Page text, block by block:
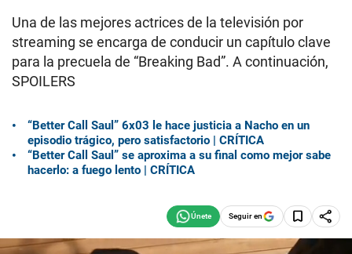
Una de las mejores actrices de la televisión por
streaming se encarga de conducir un capítulo clave
para la precuela de “Breaking Bad”. A continuación,
SPOILERS
“Better Call Saul” 6x03 le hace justicia a Nacho en un
episodio trágico, pero satisfactorio | CRÍTICA
“Better Call Saul” se aproxima a su final como mejor sabe
hacerlo: a fuego lento | CRÍTICA
Seguir en